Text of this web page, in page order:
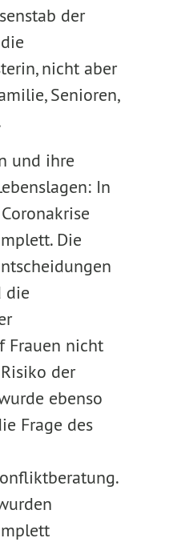
der
nicht aber
Senioren,
und ihre
In
Die
die
Frauen nicht
der
ebenso
Frage des